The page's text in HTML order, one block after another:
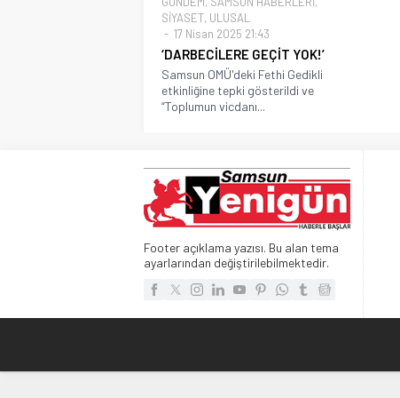
SİYASET, ULUSAL
17 Nisan 2025 21:43
‘DARBECİLERE GEÇİT YOK!’
Samsun OMÜ'deki Fethi Gedikli
etkinliğine tepki gösterildi ve
“Toplumun vicdanı...
Footer açıklama yazısı. Bu alan tema
ayarlarından değiştirilebilmektedir.